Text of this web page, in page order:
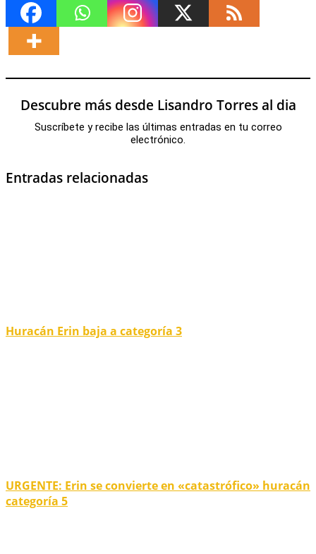
Descubre más desde Lisandro Torres al dia
Suscríbete y recibe las últimas entradas en tu correo
electrónico.
Entradas relacionadas
Huracán Erin baja a categoría 3
URGENTE: Erin se convierte en «catastrófico» huracán
categoría 5